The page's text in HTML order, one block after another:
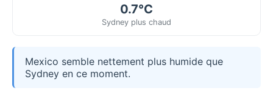
0.7°C
Sydney plus chaud
Mexico semble nettement plus humide que
Sydney en ce moment.